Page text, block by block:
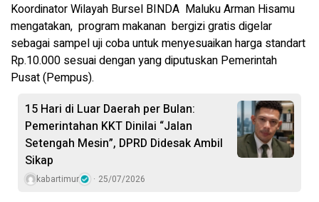
Koordinator Wilayah Bursel BINDA Maluku Arman Hisamu
mengatakan, program makanan bergizi gratis digelar
sebagai sampel uji coba untuk menyesuaikan harga standart
Rp.10.000 sesuai dengan yang diputuskan Pemerintah
Pusat (Pempus).
15 Hari di Luar Daerah per Bulan:
Pemerintahan KKT Dinilai “Jalan
Setengah Mesin”, DPRD Didesak Ambil
Sikap
kabartimur 25/07/2026